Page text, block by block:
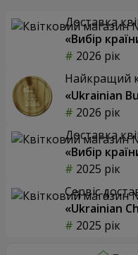
Доставка
«Вибір
2026 рік
Найкращий
«Ukrainian
2026 рік
Доставка
«Вибір
2025 рік
Сервіс
«Ukrainian
2025 рік